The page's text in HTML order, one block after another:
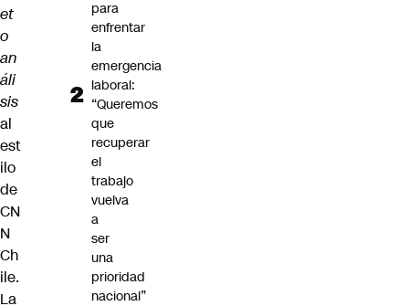
et
o
an
áli
sis
al
est
ilo
de
CN
N
Ch
ile.
La
para
enfrentar
la
emergencia
laboral:
“Queremos
que
recuperar
el
trabajo
vuelva
a
ser
una
prioridad
nacional”